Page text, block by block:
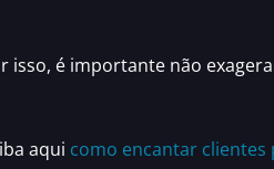
isso, é importante não
aqui como encantar